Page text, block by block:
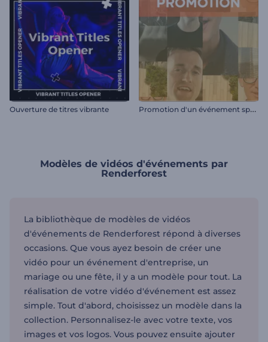
Ouverture de titres vibrante P
romotion d'un événement spécial
Modèles de vidéos d'événements par
Renderforest
La bibliothèque de modèles de vidéos
d'événements de Renderforest répond à diverses
occasions. Que vous ayez besoin de créer une
vidéo pour un événement d'entreprise, un
mariage ou une fête, il y a un modèle pour tout. La
réalisation de votre vidéo d'événement est assez
simple. Tout d'abord, choisissez un modèle dans la
collection. Personnalisez-le avec votre texte, vos
images et vos logos. Vous pouvez ensuite ajouter